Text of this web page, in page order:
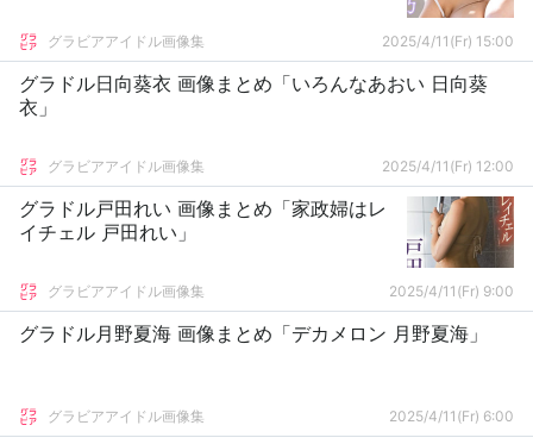
グラビアアイドル画像集 2025/4/11(Fr) 15:00
グラドル日向葵衣 画像まとめ「いろんなあおい 日向葵
衣」
グラビアアイドル画像集 2025/4/11(Fr) 12:00
グラドル戸田れい 画像まとめ「家政婦はレ
イチェル 戸田れい」
グラビアアイドル画像集 2025/4/11(Fr) 9:00
グラドル月野夏海 画像まとめ「デカメロン 月野夏海」
グラビアアイドル画像集 2025/4/11(Fr) 6:00